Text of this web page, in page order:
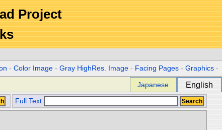
Project
-Color Image -Gray HighRes. Image - Facing Pages -Graphics -
Japanese English
Full Text